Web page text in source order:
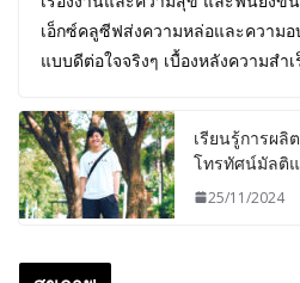
เอ็กซ์คลูซีฟส่งความหล่อและความอ
แบบดีต่อใจจริงๆ เบื้องหลังความสำ
เรียนรู้การผลิ
โทรทัศน์มัลติ
25/11/2024